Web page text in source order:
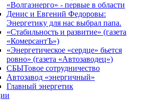
«Волгаэнерго» - первые в области
Денис и Евгений Федоровы:
Энергетику для нас выбрал папа.
«Стабильность и развитие» (газета
«КомерсантЪ»)
«Энергетическое «сердце» бьется
ровно» (газета «Автозаводец»)
СБЫТовое сотрудничество
Автозавод «энергичный»
Главный энергетик